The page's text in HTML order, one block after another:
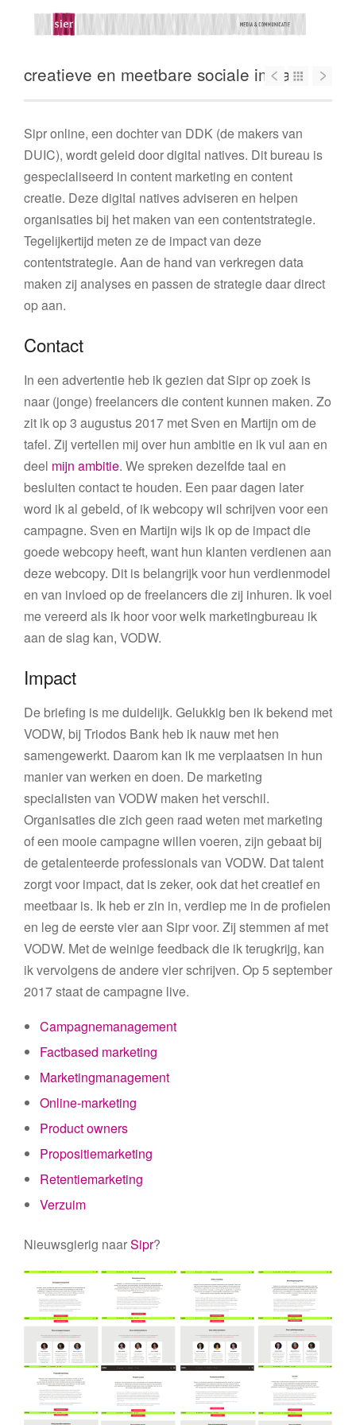
creatieve en meetbare sociale impact
Sipr online, een dochter van DDK (de makers van
DUIC), wordt geleid door digital natives. Dit bureau is
gespecialiseerd in content marketing en content
creatie. Deze digital natives adviseren en helpen
organisaties bij het maken van een contentstrategie.
Tegelijkertijd meten ze de impact van deze
contentstrategie. Aan de hand van verkregen data
maken zij analyses en passen de strategie daar direct
op aan.
Contact
In een advertentie heb ik gezien dat Sipr op zoek is
naar (jonge) freelancers die content kunnen maken. Zo
zit ik op 3 augustus 2017 met Sven en Martijn om de
tafel. Zij vertellen mij over hun ambitie en ik vul aan en
deel mijn ambitie. We spreken dezelfde taal en
besluiten contact te houden. Een paar dagen later
word ik al gebeld, of ik webcopy wil schrijven voor een
campagne. Sven en Martijn wijs ik op de impact die
goede webcopy heeft, want hun klanten verdienen aan
deze webcopy. Dit is belangrijk voor hun verdienmodel
en van invloed op de freelancers die zij inhuren. Ik voel
me vereerd als ik hoor voor welk marketingbureau ik
aan de slag kan, VODW.
Impact
De briefing is me duidelijk. Gelukkig ben ik bekend met
VODW, bij Triodos Bank heb ik nauw met hen
samengewerkt. Daarom kan ik me verplaatsen in hun
manier van werken en doen. De marketing
specialisten van VODW maken het verschil.
Organisaties die zich geen raad weten met marketing
of een mooie campagne willen voeren, zijn gebaat bij
de getalenteerde professionals van VODW. Dat talent
zorgt voor impact, dat is zeker, ook dat het creatief en
meetbaar is. Ik heb er zin in, verdiep me in de profielen
en leg de eerste vier aan Sipr voor. Zij stemmen af met
VODW. Met de weinige feedback die ik terugkrijg, kan
ik vervolgens de andere vier schrijven. Op 5 september
2017 staat de campagne live.
Campagnemanagement
Factbased marketing
Marketingmanagement
Online-marketing
Product owners
Propositiemarketing
Retentiemarketing
Verzuim
Nieuwsgierig naarSipr?